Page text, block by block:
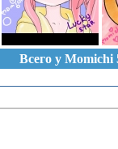
Всего у